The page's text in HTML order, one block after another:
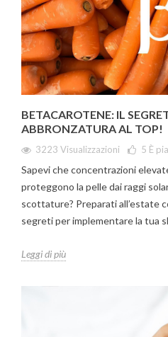
BETACAROTENE: IL
ABBRONZATURA AL TOP!
3223 Visualizzazioni 5 È
Sapevi che concentrazioni
proteggono la pelle dai raggi
scottature? Preparati all’estate
segreti per implementare la tua
Leggi di più